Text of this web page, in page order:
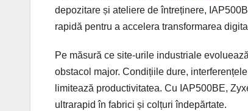
depozitare și ateliere de întreținere,
rapidă pentru a accelera transformarea
Pe măsură ce site-urile industriale
obstacol major. Condițiile dure,
limitează productivitatea. Cu IAP500BE,
ultrarapid în fabrici și colțuri îndepărtate.